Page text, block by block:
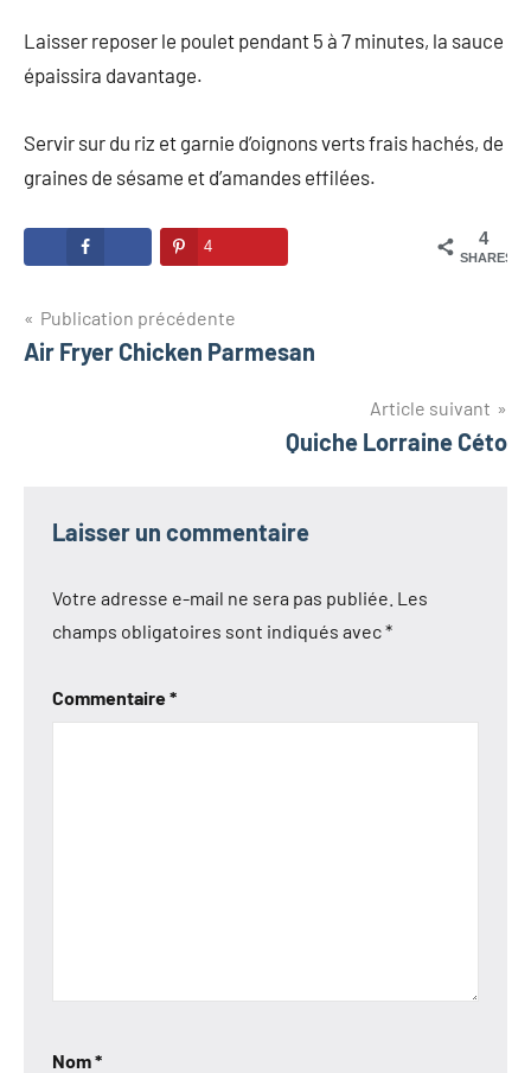
Laisser reposer le poulet pendant 5 à 7 minutes, la sauce
épaissira davantage.
Servir sur du riz et garnie d’oignons verts frais hachés, de
graines de sésame et d’amandes effilées.
4
SHARES
4
Navigation
de
Publication précédente
Air Fryer Chicken Parmesan
Article suivant
Quiche Lorraine Céto
Laisser un commentaire
Votre adresse e-mail ne sera pas publiée. Les
champs obligatoires sont indiqués avec*
Commentaire*
Nom*